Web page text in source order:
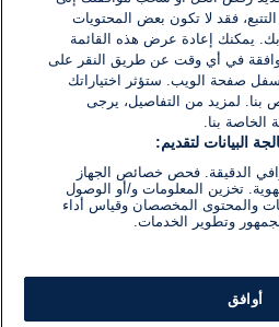
فقد لا تكون بعض المحتويات
بك. يمكنك إعادة عرض هذه القائمة
في أي وقت عن طريق النقر على
صفحة الويب. ستؤثر اختياراتك
بنا. لمزيد من التفاصيل، يرجى
بنا.
البيانات لتقديم:
الدقيقة. فحص خصائص الجهاز
تخزين المعلومات و/أو الوصول
والمحتوى المخصصان وقياس أداء
وتطوير الخدمات.
أوافق